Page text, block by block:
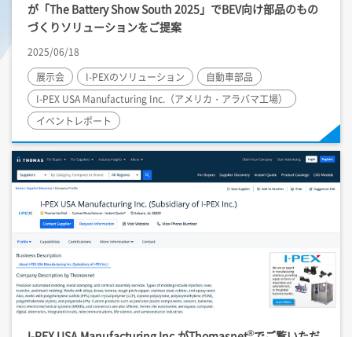
が「The Battery Show South 2025」でBEV向け部品のもの
づくりソリューションをご提案
2025/06/18
展示会
I-PEXのソリューション
自動車部品
I-PEX USA Manufacturing Inc.（アメリカ・アラバマ工場）
イベントレポート
®